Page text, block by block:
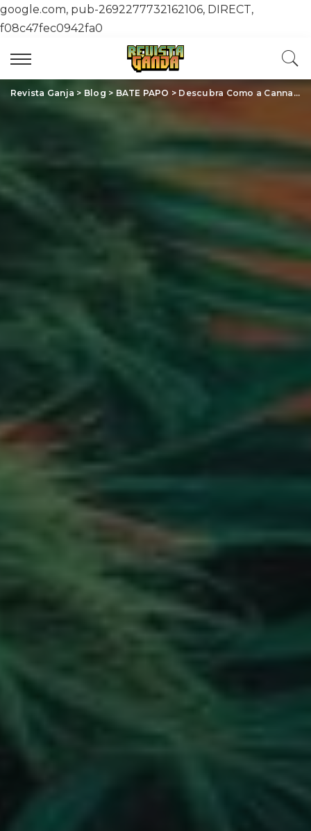
google.com, pub-2692277732162106, DIRECT,
f08c47fec0942fa0
Revista Ganja > Blog > BATE PAPO > Descubra Como a Cannabis Medicinal Está Transformando Vidas: Avanços e Histórias Incríveis